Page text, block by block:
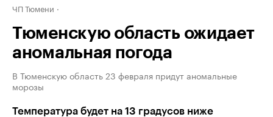
ЧП Тюмени
Тюменскую область ожидает
аномальная погода
В Тюменскую область 23 февраля придут аномальные
морозы
Температура будет на 13 градусов ниже